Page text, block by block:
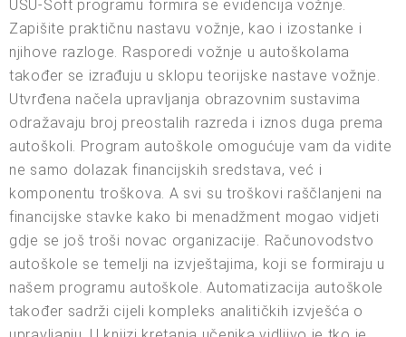
USU-Soft programu formira se evidencija vožnje.
Zapišite praktičnu nastavu vožnje, kao i izostanke i
njihove razloge. Rasporedi vožnje u autoškolama
također se izrađuju u sklopu teorijske nastave vožnje.
Utvrđena načela upravljanja obrazovnim sustavima
odražavaju broj preostalih razreda i iznos duga prema
autoškoli. Program autoškole omogućuje vam da vidite
ne samo dolazak financijskih sredstava, već i
komponentu troškova. A svi su troškovi raščlanjeni na
financijske stavke kako bi menadžment mogao vidjeti
gdje se još troši novac organizacije. Računovodstvo
autoškole se temelji na izvještajima, koji se formiraju u
našem programu autoškole. Automatizacija autoškole
također sadrži cijeli kompleks analitičkih izvješća o